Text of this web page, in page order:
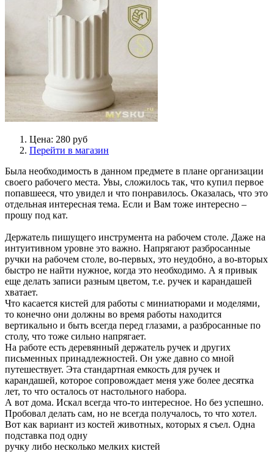
Цена: 280 руб
Перейти в магазин
Была необходимость в данном предмете в плане организации
своего рабочего места. Увы, сложилось так, что купил первое
попавшееся, что увидел и что понравилось. Оказалась, что это
отдельная интересная тема. Если и Вам тоже интересно –
прошу под кат.
Держатель пишущего инструмента на рабочем столе. Даже на
интуитивном уровне это важно. Напрягают разбросанные
ручки на рабочем столе, во-первых, это неудобно, а во-вторых
быстро не найти нужное, когда это необходимо. А я привык
еще делать записи разным цветом, т.е. ручек и карандашей
хватает.
Что касается кистей для работы с миниатюрами и моделями,
то конечно они должны во время работы находится
вертикально и быть всегда перед глазами, а разбросанные по
столу, что тоже сильно напрягает.
На работе есть деревянный держатель ручек и других
письменных принадлежностей. Он уже давно со мной
путешествует. Эта стандартная емкость для ручек и
карандашей, которое сопровождает меня уже более десятка
лет, то что осталось от настольного набора.
А вот дома. Искал всегда что-то интересное. Но без успешно.
Пробовал делать сам, но не всегда получалось, то что хотел.
Вот как вариант из костей животных, которых я съел. Одна
подставка под одну
ручку либо несколько мелких кистей